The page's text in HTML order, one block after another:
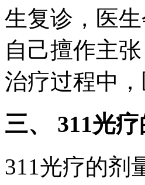
生复诊，医
自己擅作主
治疗过程中
三、 311光
311光疗的剂